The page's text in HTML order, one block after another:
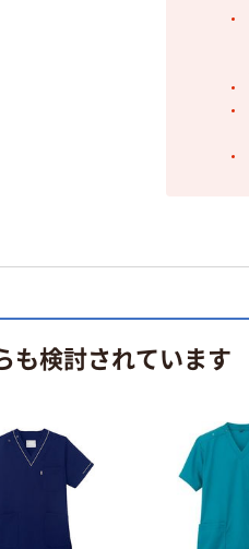
も検討されています